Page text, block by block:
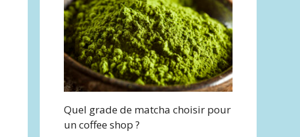
Quel grade de matcha choisir pour
un coffee shop ?